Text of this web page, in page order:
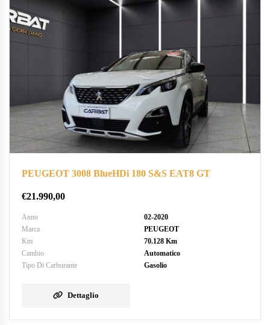
PEUGEOT 3008 BlueHDi 180 S&S EAT8 GT
€21.990,00
Anno
02-2020
Marca
PEUGEOT
Km
70.128 Km
Cambio
Automatico
Tipo Di Carburante
Gasolio
Dettaglio